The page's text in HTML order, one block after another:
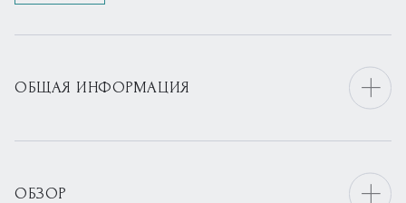
ОБЩАЯ ИНФОРМАЦИЯ
ОБЗОР